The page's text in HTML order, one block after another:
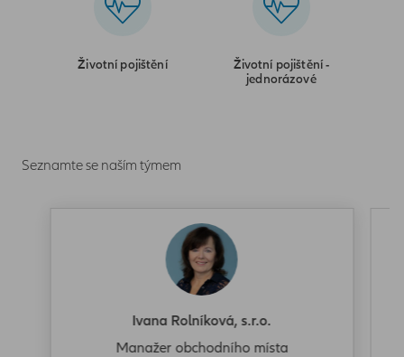
Životní pojištění
Životní pojištění -
jednorázové
Seznamte se naším týmem
Ivana Rolníková, s.r.o.
Manažer obchodního místa